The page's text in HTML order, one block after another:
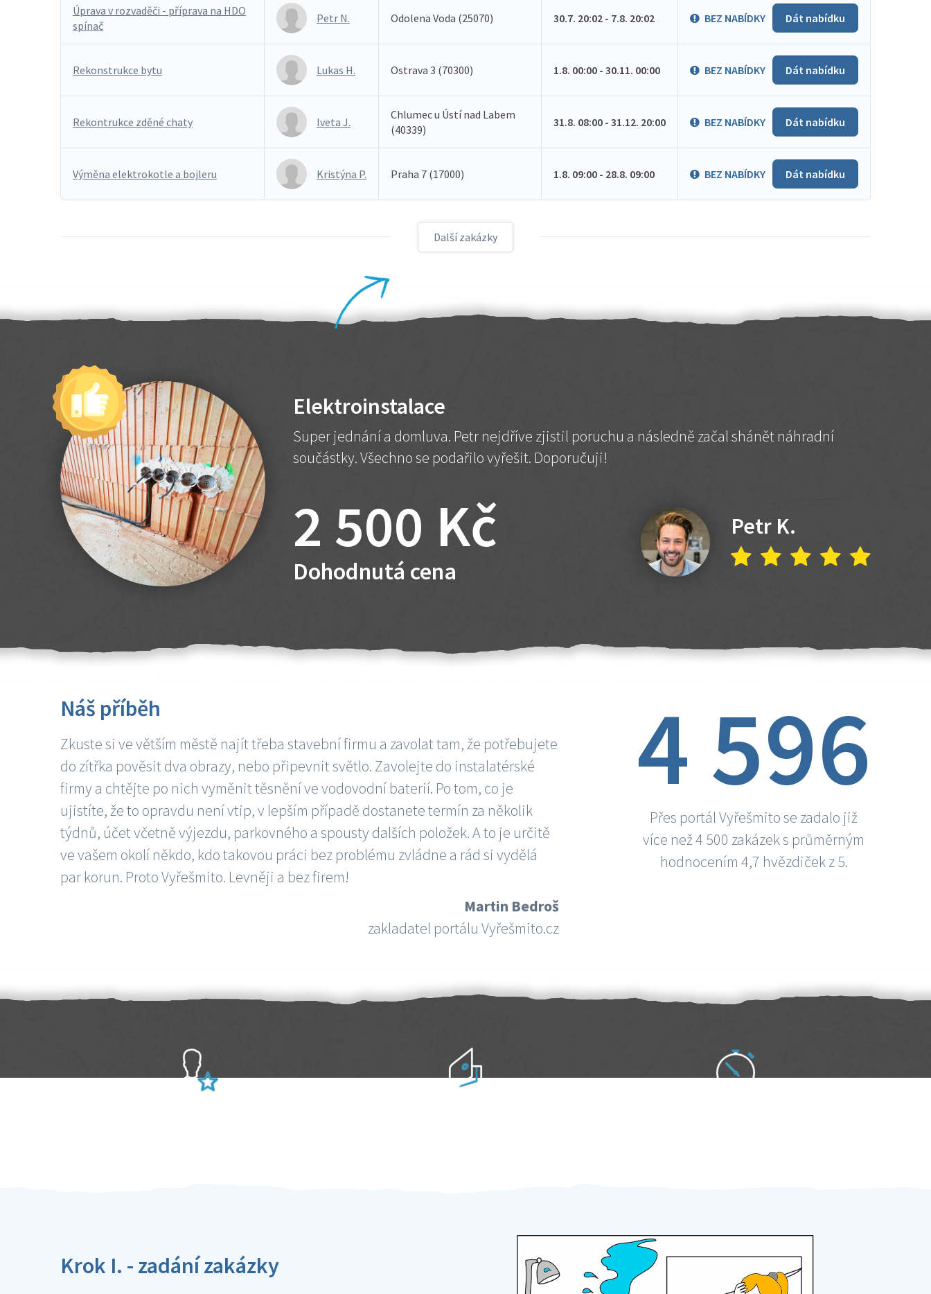
Úprava v rozvaděči - příprava na HDO
spínač
Petr N. Odolena Voda (25070) 30.7. 20:02 - 7.8. 20:02 BEZ NABÍDKY Dát nabídku
Rekonstrukce bytu Lukas H. Ostrava 3 (70300) 1.8. 00:00 - 30.11. 00:00 BEZ NABÍDKY Dát nabídku
Rekontrukce zděné chaty Iveta J.
Chlumec u Ústí nad Labem
(40339)
31.8. 08:00 - 31.12. 20:00 BEZ NABÍDKY Dát nabídku
Výměna elektrokotle a bojleru Kristýna P. Praha 7 (17000) 1.8. 09:00 - 28.8. 09:00 BEZ NABÍDKY Dát nabídku
Další zakázky
Elektroinstalace
Super jednání a domluva. Petr nejdříve zjistil poruchu a následně začal shánět náhradní
součástky. Všechno se podařilo vyřešit. Doporučuji!
2 500 Kč
Dohodnutá cena
Petr K.
Náš příběh
Zkuste si ve větším městě najít třeba stavební firmu a zavolat tam, že potřebujete
do zítřka pověsit dva obrazy, nebo připevnit světlo. Zavolejte do instalatérské
firmy a chtějte po nich vyměnit těsnění ve vodovodní baterií. Po tom, co je
ujistíte, že to opravdu není vtip, v lepším případě dostanete termín za několik
týdnů, účet včetně výjezdu, parkovného a spousty dalších položek. A to je určitě
ve vašem okolí někdo, kdo takovou práci bez problému zvládne a rád si vydělá
par korun. Proto Vyřešmito. Levněji a bez firem!
Martin Bedroš
zakladatel portálu Vyřešmito.cz
4 596
Přes portál Vyřešmito se zadalo již
více než 4 500 zakázek s průměrným
hodnocením 4,7 hvězdiček z 5.
Krok I. - zadání zakázky